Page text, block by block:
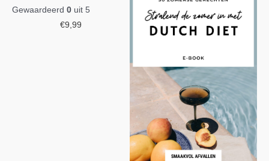
Gewaardeerd 0 uit 5
€9,99